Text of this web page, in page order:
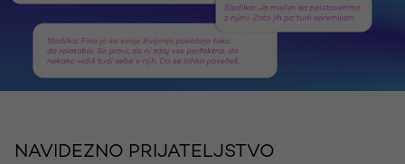
NAVIDEZNO PRIJATELJSTVO